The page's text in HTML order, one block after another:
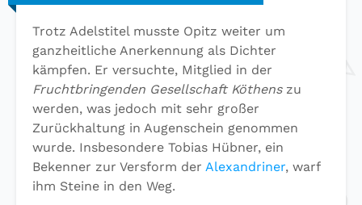
Trotz Adelstitel musste Opitz weiter um
ganzheitliche Anerkennung als Dichter
kämpfen. Er versuchte, Mitglied in der
Fruchtbringenden Gesellschaft Köthenszu
werden, was jedoch mit sehr großer
Zurückhaltung in Augenschein genommen
wurde. Insbesondere Tobias Hübner, ein
Bekenner zur Versform der Alexandriner, warf
ihm Steine in den Weg.